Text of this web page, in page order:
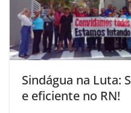
Sindágua na Luta:
e eficiente no RN!